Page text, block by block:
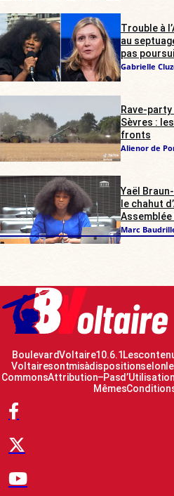
Trouble à
au
pas
Gabrielle
Rave-
Sèvres :
fronts
Alienor de
Yaël
le chahut
Marc
Boulevard Voltaire 10.6.1 Les
Voltaire sont mis à disposition selon
Commons Attribution – Pas
Mêmes